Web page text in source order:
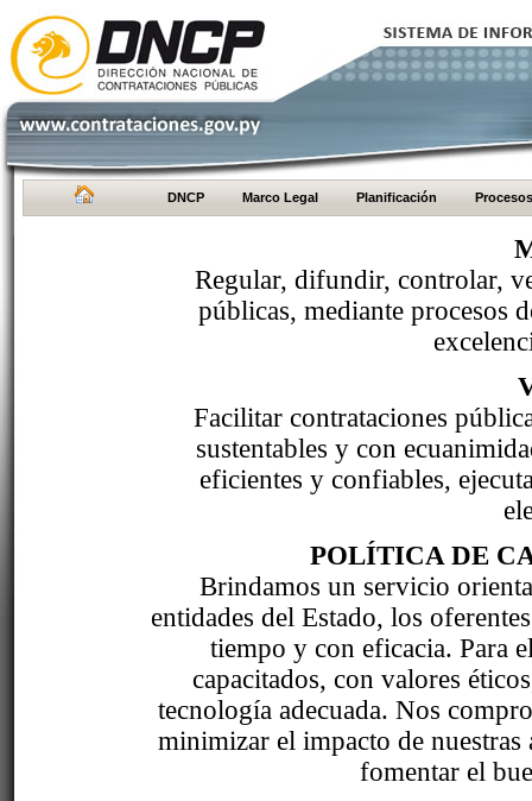
DNCP Marco Legal Planificación Procesos
Regular, difundir, controlar,
públicas, mediante procesos
Facilitar contrataciones
sustentables y con
eficientes y confiables,
POLÍTICA DE
Brindamos un servicio
entidades del Estado, los
tiempo y con eficacia. Para
capacitados, con valores
tecnología adecuada. Nos
minimizar el impacto de
fomentar el